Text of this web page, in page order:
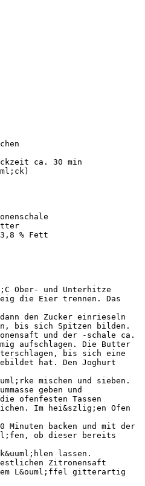
ca. 30 min
% Fett
Ober- und Unterhitze
die Eier trennen. Das
den Zucker einrieseln
bis sich Spitzen bilden.
und der -schale ca.
aufschlagen. Die Butter
bis sich eine
gebildet hat. Den Joghurt
mischen und sieben.
geben und
ofenfesten Tassen
Im hei&szlig;en Ofen
Minuten backen und mit der
ob dieser bereits
lassen.
Zitronensaft
L&ouml;ffel gitterartig